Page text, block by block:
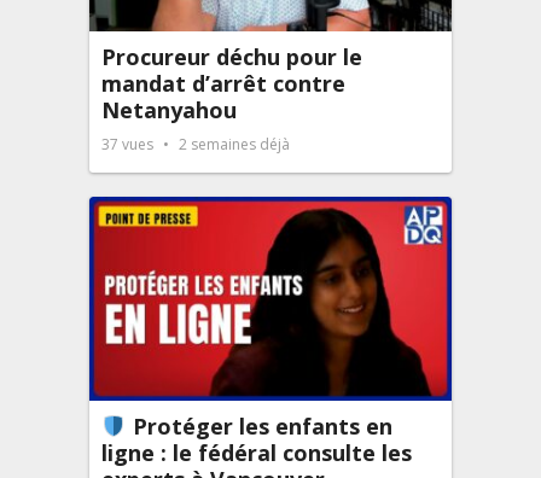
Procureur déchu pour le
mandat d’arrêt contre
Netanyahou
37 vues 2 semaines déjà
Protéger les enfants en
ligne : le fédéral consulte les